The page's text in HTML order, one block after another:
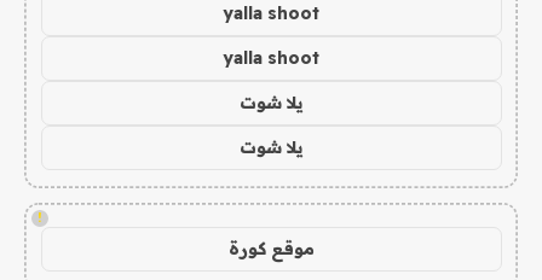
yalla shoot
yalla shoot
يلا شوت
يلا شوت
!
موقع كورة